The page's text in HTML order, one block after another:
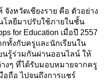
จังหวัดเชียงราย คือ ตัวอย่าง
โลยีมาปรับใช้ภายในชั้น
for Education เมื่อปี 2557
ทั้งกับครูเเละนักเรียนใน
นรู้ร่วมกันผ่านออนไลน์ ให้
งๆ ที่ได้รับมอบหมายจากครู
ถือ ไปจนถึงการเเชร์